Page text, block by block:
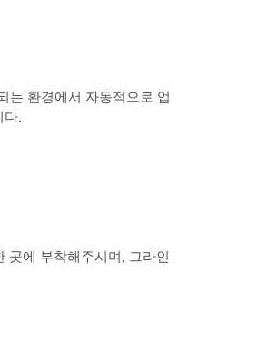
는 환경에서 자동적으로 업
.
곳에 부착해주시며, 그라인